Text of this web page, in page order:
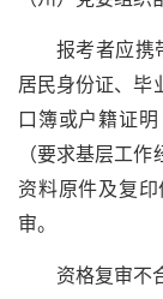
报考者应携
居民身份证、毕
口簿或户籍证
（要求基层工
资料原件及复
审。
资格复审不